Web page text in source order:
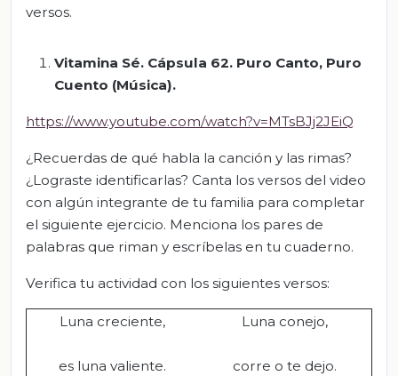
versos.
Vitamina Sé. Cápsula 62. Puro Canto, Puro
Cuento (Música).
https://www.youtube.com/watch?v=MTsBJj2JEiQ
¿Recuerdas de qué habla la canción y las rimas?
¿Lograste identificarlas? Canta los versos del video
con algún integrante de tu familia para completar
el siguiente ejercicio. Menciona los pares de
palabras que riman y escríbelas en tu cuaderno.
Verifica tu actividad con los siguientes versos:
Luna creciente,
es luna valiente.
Luna conejo,
corre o te dejo.